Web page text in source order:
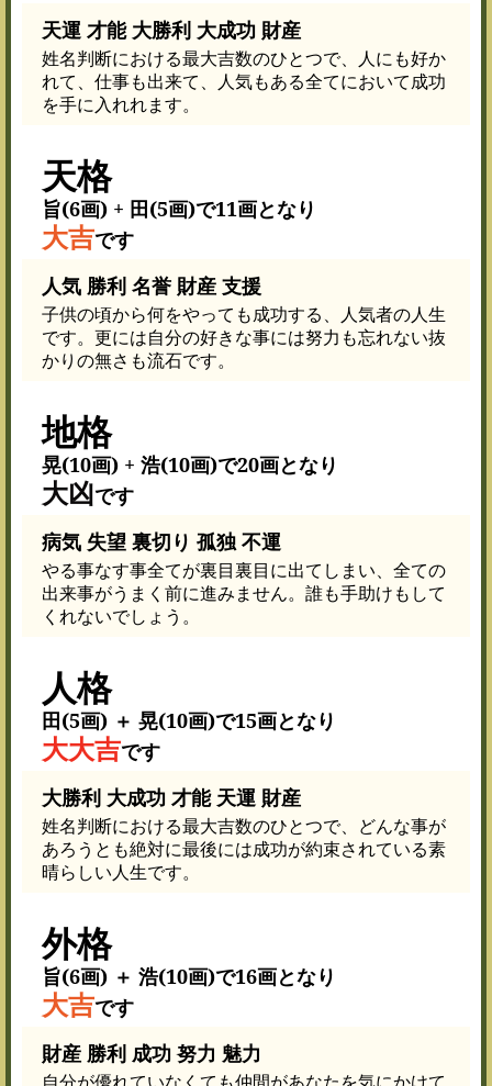
天運 才能 大勝利 大成功 財産
姓名判断における最大吉数のひとつで、人にも好か
れて、仕事も出来て、人気もある全てにおいて成功
を手に入れれます。
天格
旨(6画) + 田(5画)で11画となり
大吉です
人気 勝利 名誉 財産 支援
子供の頃から何をやっても成功する、人気者の人生
です。更には自分の好きな事には努力も忘れない抜
かりの無さも流石です。
地格
晃(10画) + 浩(10画)で20画となり
大凶です
病気 失望 裏切り 孤独 不運
やる事なす事全てが裏目裏目に出てしまい、全ての
出来事がうまく前に進みません。誰も手助けもして
くれないでしょう。
人格
田(5画) ＋ 晃(10画)で15画となり
大大吉です
大勝利 大成功 才能 天運 財産
姓名判断における最大吉数のひとつで、どんな事が
あろうとも絶対に最後には成功が約束されている素
晴らしい人生です。
外格
旨(6画) ＋ 浩(10画)で16画となり
大吉です
財産 勝利 成功 努力 魅力